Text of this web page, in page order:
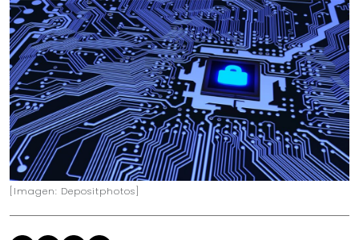
[Imagen: Depositphotos]